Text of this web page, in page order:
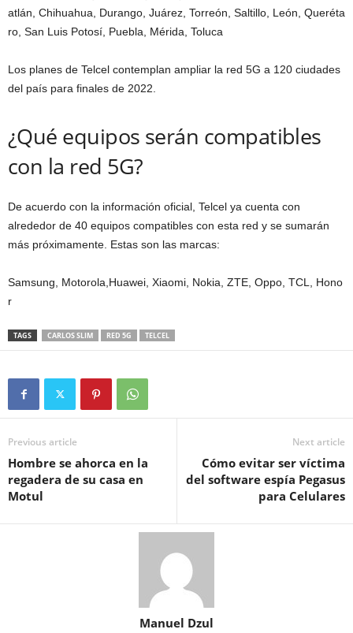
atlán, Chihuahua, Durango, Juárez, Torreón, Saltillo, León, Queréta
ro, San Luis Potosí, Puebla, Mérida, Toluca
Los planes de Telcel contemplan ampliar la red 5G a 120 ciudades
del país para finales de 2022.
¿Qué equipos serán compatibles
con la red 5G?
De acuerdo con la información oficial, Telcel ya cuenta con
alrededor de 40 equipos compatibles con esta red y se sumarán
más próximamente. Estas son las marcas:
Samsung, Motorola,Huawei, Xiaomi, Nokia, ZTE, Oppo, TCL, Hono
r
TAGS CARLOS SLIM RED 5G TELCEL
Previous article
Hombre se ahorca en la
regadera de su casa en
Motul
Next article
Cómo evitar ser víctima
del software espía Pegasus
para Celulares
Manuel Dzul